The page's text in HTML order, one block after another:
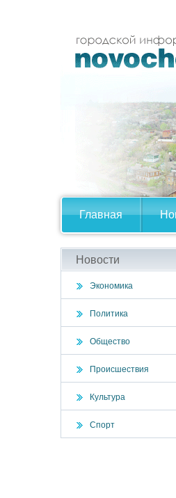
Главная
Новости
Экономика
Политика
Общество
Происшествия
Культура
Спорт